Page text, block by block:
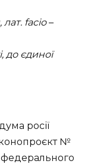
лат. facio–
до єдиної
росії
№